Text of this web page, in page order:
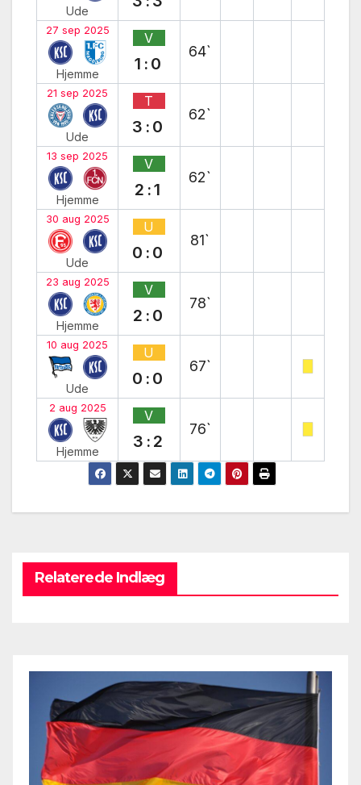
Ude
27 sep 2025
Hjemme
V
1:0
64`
21 sep 2025
Ude
T
3:0
62`
13 sep 2025
Hjemme
V
2:1
62`
30 aug 2025
Ude
U
0:0
81`
23 aug 2025
Hjemme
V
2:0
78`
10 aug 2025
Ude
U
0:0
67`
2 aug 2025
Hjemme
V
3:2
76`
Relaterede Indlæg